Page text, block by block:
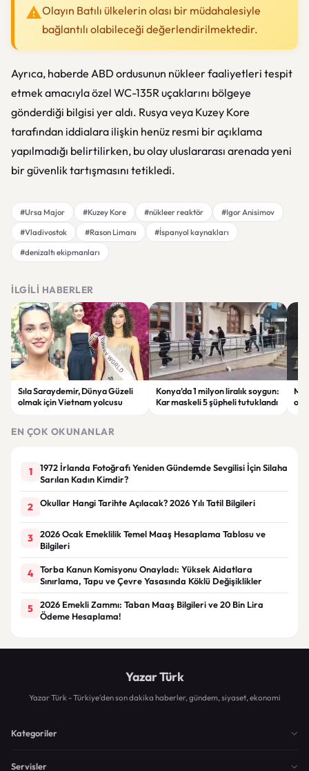
Olayın Batılı ülkelerin olası bir müdahalesiyle
bağlantılı olabileceği değerlendirilmektedir.
Ayrıca, haberde ABD ordusunun nükleer faaliyetleri tespit
etmek amacıyla özel WC-135R uçaklarını bölgeye
gönderdiği bilgisi yer aldı. Rusya veya Kuzey Kore
tarafından iddialara ilişkin henüz resmi bir açıklama
yapılmadığı belirtilirken, bu olay uluslararası arenada yeni
bir güvenlik tartışmasını tetikledi.
#Ursa Major #Kuzey Kore #nükleer reaktör
#Igor Anisimov
#Vladivostok
#Rason Limanı
#İspanyol kaynakları
#denizaltı ekipmanları
İLGILI HABERLER
Sıla Saraydemir, Dünya Güzeli
olmak için Vietnam yolcusu
Konya’da 1 milyon liralık soygun:
Kar maskeli 5 şüpheli tutuklandı
EN ÇOK OKUNANLAR
1
1972 İrlanda Fotoğrafı Yeniden Gündemde Sevgilisi İçin Silaha
Sarılan Kadın Kimdir?
2 Okullar Hangi Tarihte Açılacak? 2026 Yılı Tatil Bilgileri
3
2026 Ocak Emeklilik Temel Maaş Hesaplama Tablosu ve
Bilgileri
4
Torba Kanun Komisyonu Onayladı: Yüksek Aidatlara
Sınırlama, Tapu ve Çevre Yasasında Köklü Değişiklikler
5
2026 Emekli Zammı: Taban Maaş Bilgileri ve 20 Bin Lira
Ödeme Hesaplama!
Yazar Türk
Yazar Türk - Türkiye'den son dakika haberler, gündem, siyaset, ekonomi
Kategoriler
Servisler